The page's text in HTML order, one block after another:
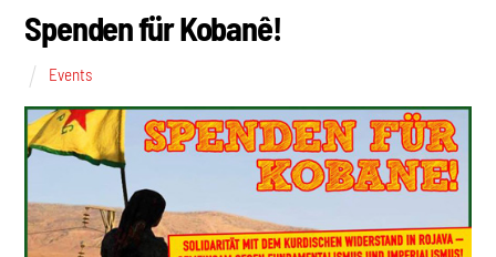
Spenden für Kobanê!
Events